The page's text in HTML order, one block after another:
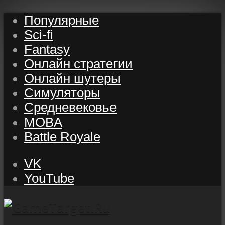
Популярные
Sci-fi
Fantasy
Онлайн стратегии
Онлайн шутеры
Симуляторы
Средневековье
MOBA
Battle Royale
VK
YouTube